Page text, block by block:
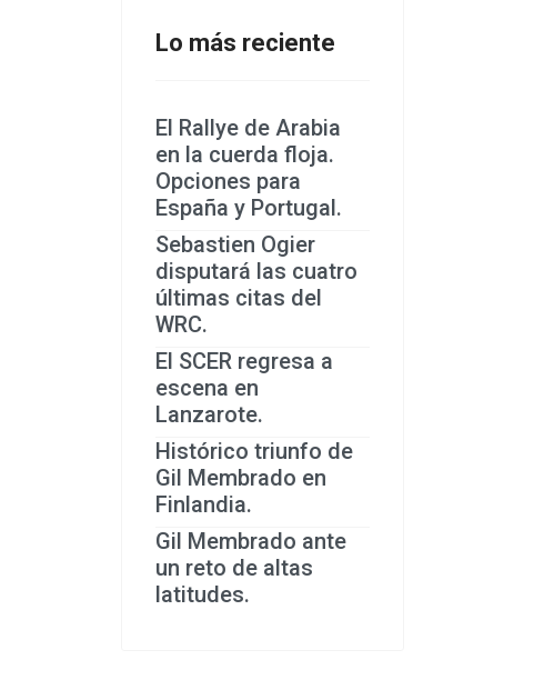
Lo más reciente
El Rallye de Arabia
en la cuerda floja.
Opciones para
España y Portugal.
Sebastien Ogier
disputará las cuatro
últimas citas del
WRC.
El SCER regresa a
escena en
Lanzarote.
Histórico triunfo de
Gil Membrado en
Finlandia.
Gil Membrado ante
un reto de altas
latitudes.